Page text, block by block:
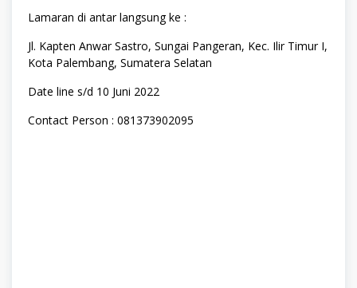
Lamaran di antar langsung ke :
Jl. Kapten Anwar Sastro, Sungai Pangeran, Kec. Ilir Timur I,
Kota Palembang, Sumatera Selatan
Date line s/d 10 Juni 2022
Contact Person : 081373902095